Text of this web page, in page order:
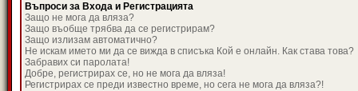
Въпроси за Входа и Регистрацията
Защо не мога да вляза?
Защо въобще трябва да се регистрирам?
Защо излизам автоматично?
Не искам името ми да се вижда в списъка Кой е онлайн. Как става това?
Забравих си паролата!
Добре, регистрирах се, но не мога да вляза!
Регистрирах се преди известно време, но сега не мога да вляза?!